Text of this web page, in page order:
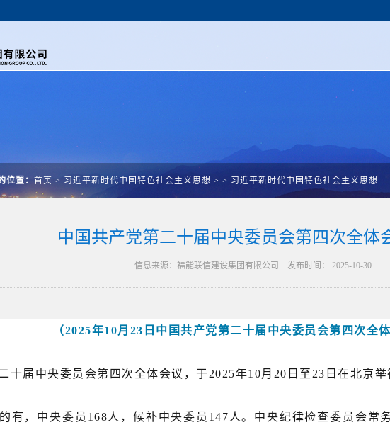
位置： 首页 > 习近平新时代中国特色社会主义思想 > > 习近平新时代中国特色社会主义思想
中国共产党第二十届中央委员会第四次全体
信息来源：福能联信建设集团有限公司 发布时间： 2025-10-30
（2025年10月23日中国共产党第二十届中央委员会第四次全
十届中央委员会第四次全体会议，于2025年10月20日至23日在北京举
有，中央委员168人，候补中央委员147人。中央纪律检查委员会常